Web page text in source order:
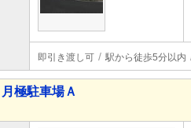
即引き渡し可 駅から徒歩5分以内
月極駐車場Ａ